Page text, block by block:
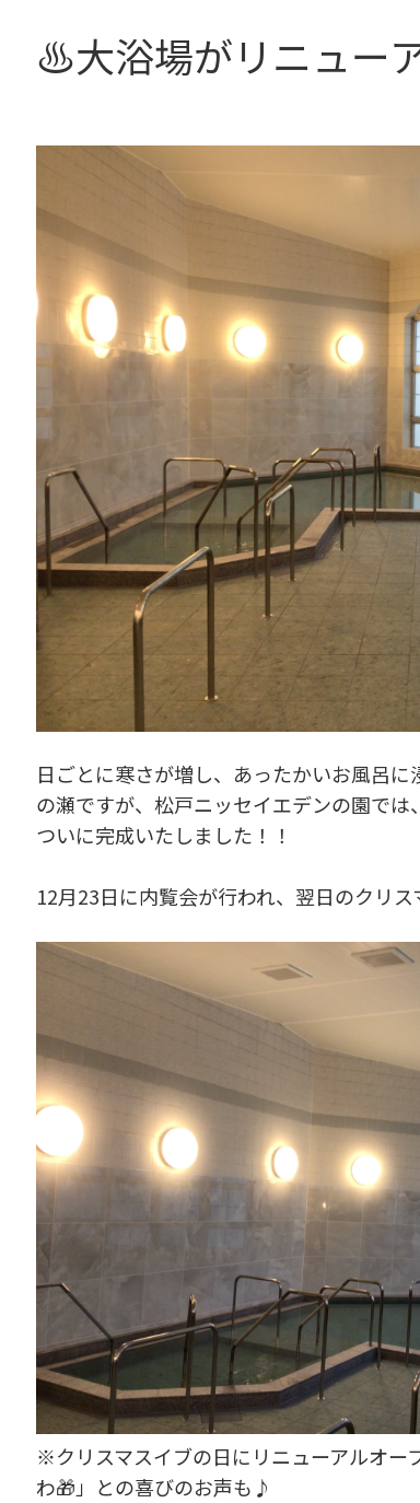
♨大浴場がリニュー
日ごとに寒さが増し、あったかいお風呂
の瀬ですが、松戸ニッセイエデンの園では
ついに完成いたしました！！
12月23日に内覧会が行われ、翌日のクリ
※クリスマスイブの日にリニューアルオー
わ🎁」との喜びのお声も♪